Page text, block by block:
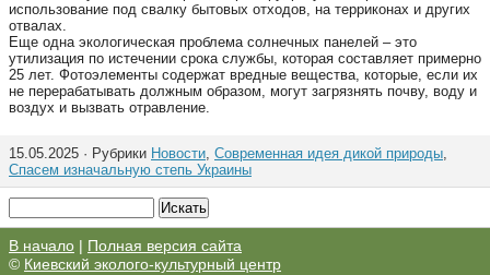
использование под свалку бытовых отходов, на терриконах и других
отвалах.
Еще одна экологическая проблема солнечных панелей – это
утилизация по истечении срока службы, которая составляет примерно
25 лет. Фотоэлементы содержат вредные вещества, которые, если их
не перерабатывать должным образом, могут загрязнять почву, воду и
воздух и вызвать отравление.
15.05.2025 · Рубрики Новости, Современная идея дикой природы,
Спасем изначальную степь Украины
В начало | Полная версия сайта
© Киевский эколого-культурный центр